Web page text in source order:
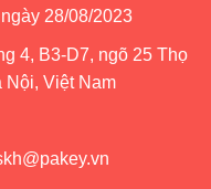
28/08/2023
4, B3-D7, ngõ 25 Thọ
Nội, Việt Nam